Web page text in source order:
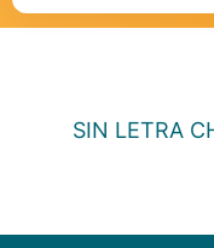
SIN LETRA